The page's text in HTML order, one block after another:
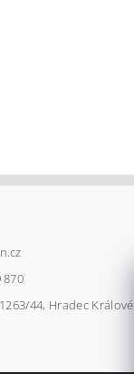
870
44, Hradec Králové